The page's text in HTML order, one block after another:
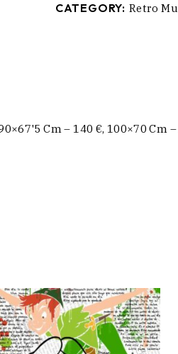
CATEGORY: Retro
Cm – 140 €, 100×70 Cm